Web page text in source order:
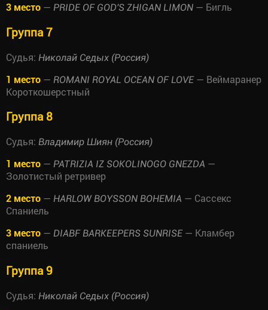
3 место — PRIDE OF GOD'S ZHIGAN LIMON — Бигль
Группа 7
Судья: Николай Седых (Россия)
1 место — ROMANI ROYAL OCEAN OF LOVE — Веймаранер
Короткошерстный
Группа 8
Судья: Владимир Шиян (Россия)
1 место — PATRIZIA IZ SOKOLINOGO GNEZDA —
Золотистый ретривер
2 место — HARLOW BOYSSON BOHEMIA — Сассекс
Спаниель
3 место — DIABF BARKEEPERS SUNRISE — Кламбер
спаниель
Группа 9
Судья: Николай Седых (Россия)